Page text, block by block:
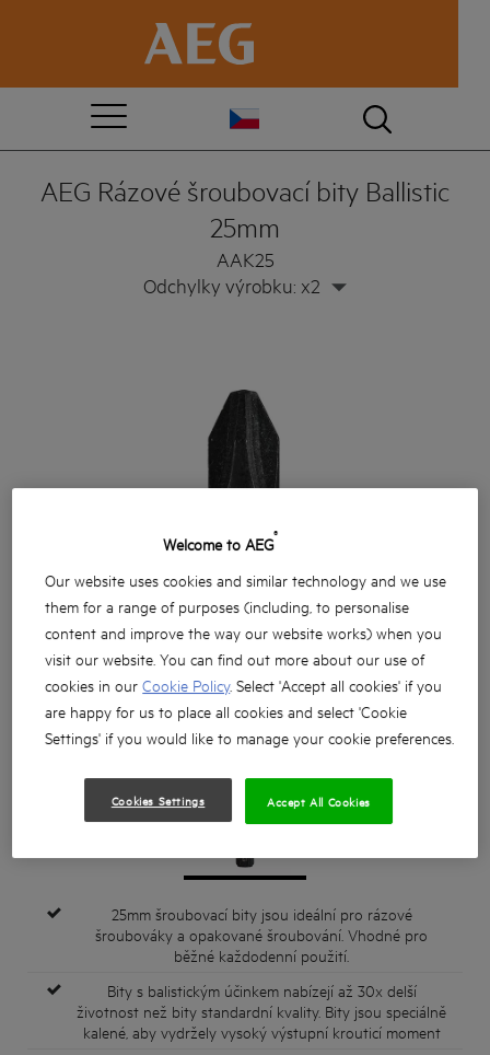
AEG Rázové šroubovací bity Ballistic
25mm
AAK25
Odchylky výrobku: x2
25mm šroubovací bity jsou ideální pro rázové
šroubováky a opakované šroubování. Vhodné pro
běžné každodenní použití.
Bity s balistickým účinkem nabízejí až 30x delší
životnost než bity standardní kvality. Bity jsou speciálně
kalené, aby vydržely vysoký výstupní krouticí moment
Welcome to AEG®
Our website uses cookies and similar technology and we use
them for a range of purposes (including, to personalise
content and improve the way our website works) when you
visit our website. You can find out more about our use of
cookies in ourCookie Policy. Select 'Accept all cookies' if you
are happy for us to place all cookies and select 'Cookie
Settings' if you would like to manage your cookie preferences.
Cookies Settings Accept All Cookies